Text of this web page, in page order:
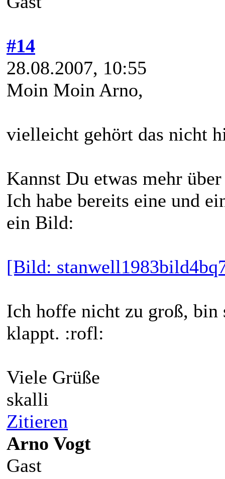
#14
28.08.2007, 10:55
Moin Moin Arno,
vielleicht gehört das nicht
Kannst Du etwas mehr
Ich habe bereits eine und
ein Bild:
[Bild:
Ich hoffe nicht zu groß, bin
klappt. :rofl:
Viele Grüße
skalli
Zitieren
Arno Vogt
Gast